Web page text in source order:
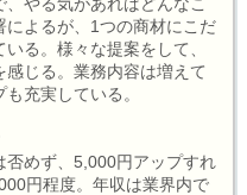
によるが、1つの商材にこだ
る。様々な提案をして、
じる。業務内容は増えて
充実している。
めず、5,000円アップすれ
円程度。年収は業界内で